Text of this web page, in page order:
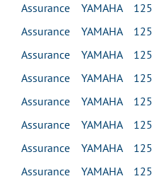
Assurance YAMAHA
Assurance YAMAHA
Assurance YAMAHA
Assurance YAMAHA 125
Assurance YAMAHA
Assurance YAMAHA
Assurance YAMAHA 125
Assurance YAMAHA